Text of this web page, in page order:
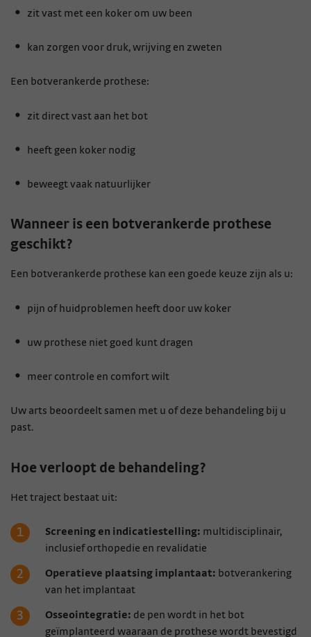
zit vast met een koker om uw been
kan zorgen voor druk, wrijving en zweten
Een botverankerde prothese:
zit direct vast aan het bot
heeft geen koker nodig
beweegt vaak natuurlijker
Wanneer is een botverankerde prothese
geschikt?
Een botverankerde prothese kan een goede keuze zijn als u:
pijn of huidproblemen heeft door uw koker
uw prothese niet goed kunt dragen
meer controle en comfort wilt
Uw arts beoordeelt samen met u of deze behandeling bij u
past.
Hoe verloopt de behandeling?
Het traject bestaat uit:
Screening en indicatiestelling: multidisciplinair,
inclusief orthopedie en revalidatie
Operatieve plaatsing implantaat: botverankering
van het implantaat
Osseointegratie: de pen wordt in het bot
geïmplanteerd waaraan de prothese wordt bevestigd